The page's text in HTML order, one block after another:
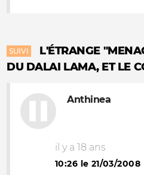
SUIVI
L'ÉTRANGE
DU DALAI LAMA, ET LE
Anthinea
il y a 18 ans
10:26 le 21/03/2008